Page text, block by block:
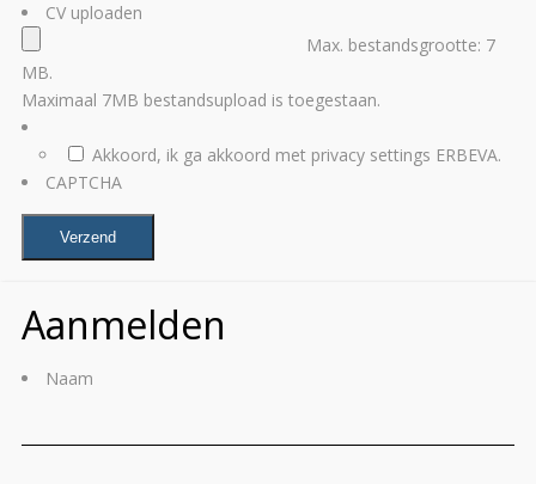
CV uploaden
Max. bestandsgrootte: 7
MB.
Maximaal 7MB bestandsupload is toegestaan.
Akkoord, ik ga akkoord met privacy settings ERBEVA.
CAPTCHA
Aanmelden
Naam